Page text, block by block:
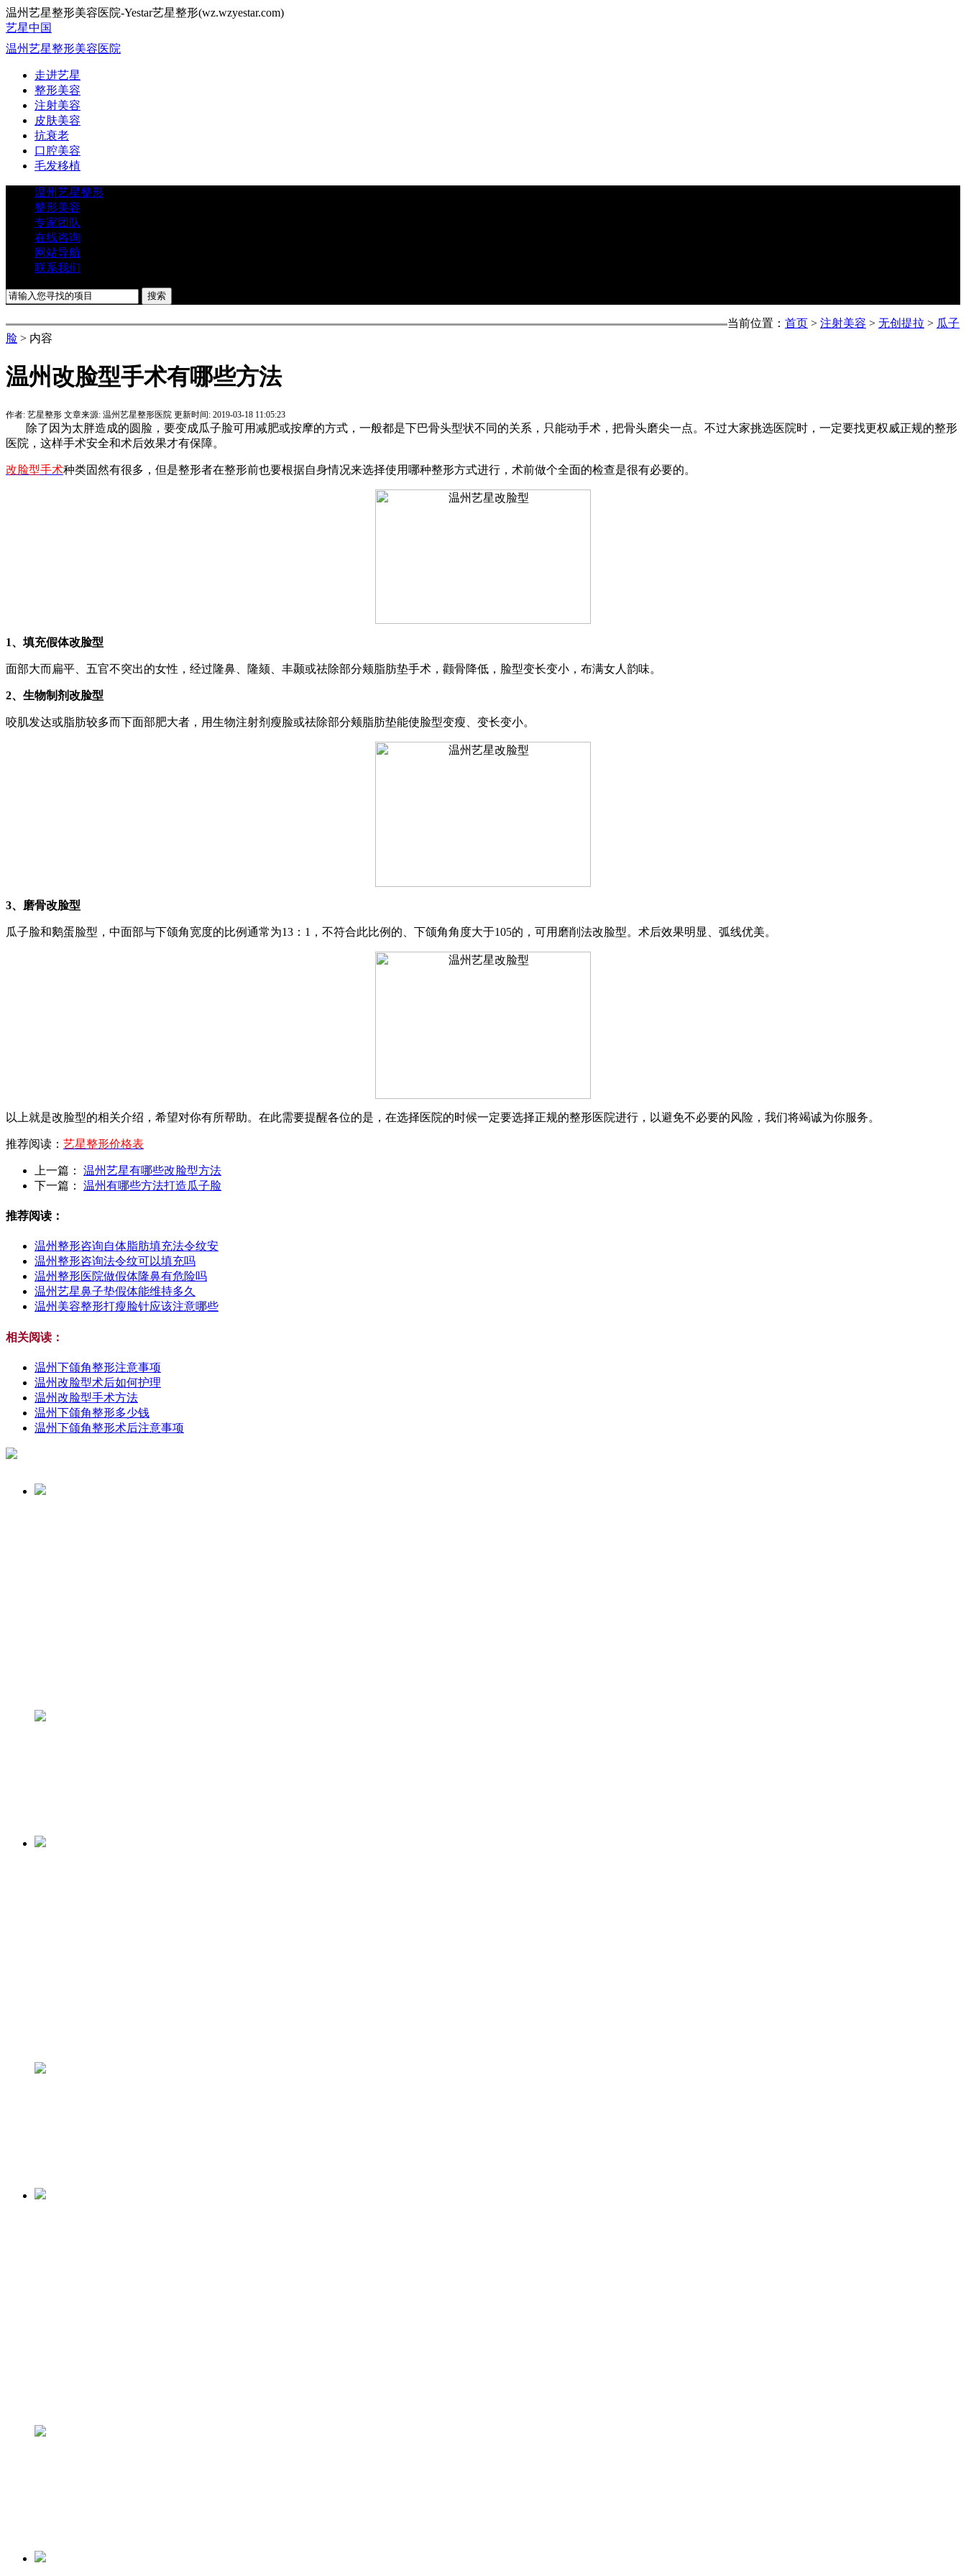
温州艺星整形美容医院-Yestar艺星整形(wz.wzyestar.com)
艺星中国
温州艺星整形美容医院
走进艺星
整形美容
注射美容
皮肤美容
抗衰老
口腔美容
毛发移植
温州艺星整形
整形美容
专家团队
在线咨询
网站导航
联系我们
当前位置： 首页 > 注射美容 > 无创提拉 > 瓜子
脸 > 内容
温州改脸型手术有哪些方法
作者: 艺星整形 文章来源: 温州艺星整形医院 更新时间: 2019-03-18 11:05:23
除了因为太胖造成的圆脸，要变成瓜子脸可用减肥或按摩的方式，一般都是下巴骨头型状不同的关系，只能动手术，把骨头磨尖一点。不过大家挑选医院时，一定要找更权威正规的整形
医院，这样手术安全和术后效果才有保障。
改脸型手术种类固然有很多，但是整形者在整形前也要根据自身情况来选择使用哪种整形方式进行，术前做个全面的检查是很有必要的。
1、填充假体改脸型
面部大而扁平、五官不突出的女性，经过隆鼻、隆颏、丰颞或祛除部分颊脂肪垫手术，颧骨降低，脸型变长变小，布满女人韵味。
2、生物制剂改脸型
咬肌发达或脂肪较多而下面部肥大者，用生物注射剂瘦脸或祛除部分颊脂肪垫能使脸型变瘦、变长变小。
3、磨骨改脸型
瓜子脸和鹅蛋脸型，中面部与下颌角宽度的比例通常为13：1，不符合此比例的、下颌角角度大于105的，可用磨削法改脸型。术后效果明显、弧线优美。
以上就是改脸型的相关介绍，希望对你有所帮助。在此需要提醒各位的是，在选择医院的时候一定要选择正规的整形医院进行，以避免不必要的风险，我们将竭诚为你服务。
推荐阅读： 艺星整形价格表
上一篇：
温州艺星有哪些改脸型方法
下一篇：
温州有哪些方法打造瓜子脸
推荐阅读：
温州整形咨询自体脂肪填充法令纹安
温州整形咨询法令纹可以填充吗
温州整形医院做假体隆鼻有危险吗
温州艺星鼻子垫假体能维持多久
温州美容整形打瘦脸针应该注意哪些
相关阅读：
温州下颌角整形注意事项
温州改脸型术后如何护理
温州改脸型手术方法
温州下颌角整形多少钱
温州下颌角整形术后注意事项